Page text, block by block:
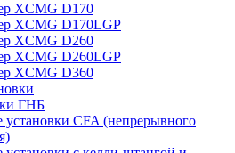
XCMG D170
XCMG D170LGP
XCMG D260
XCMG D260LGP
XCMG D360
ГНБ
установки CFA (непрерывного